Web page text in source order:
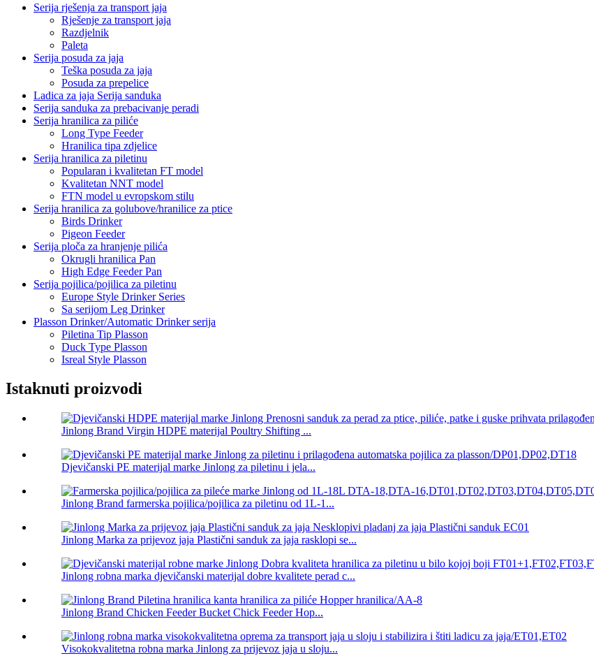
Serija rješenja za transport jaja
Rješenje za transport jaja
Razdjelnik
Paleta
Serija posuda za jaja
Teška posuda za jaja
Posuda za prepelice
Ladica za jaja Serija sanduka
Serija sanduka za prebacivanje peradi
Serija hranilica za piliće
Long Type Feeder
Hranilica tipa zdjelice
Serija hranilica za piletinu
Popularan i kvalitetan FT model
Kvalitetan NNT model
FTN model u evropskom stilu
Serija hranilica za golubove/hranilice za ptice
Birds Drinker
Pigeon Feeder
Serija ploča za hranjenje pilića
Okrugli hranilica Pan
High Edge Feeder Pan
Serija pojilica/pojilica za piletinu
Europe Style Drinker Series
Sa serijom Leg Drinker
Plasson Drinker/Automatic Drinker serija
Piletina Tip Plasson
Duck Type Plasson
Isreal Style Plasson
Istaknuti proizvodi
Jinlong Brand Virgin HDPE materijal Poultry Shifting ...
Djevičanski PE materijal marke Jinlong za piletinu i jela...
Jinlong Brand farmerska pojilica/pojilica za piletinu od 1L-1...
Jinlong Marka za prijevoz jaja Plastični sanduk za jaja rasklopi se...
Jinlong robna marka djevičanski materijal dobre kvalitete perad c...
Jinlong Brand Chicken Feeder Bucket Chick Feeder Hop...
Visokokvalitetna robna marka Jinlong za prijevoz jaja u sloju...